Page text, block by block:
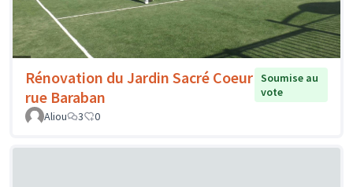
Rénovation du Jardin Sacré Coeur
rue Baraban
Soumise au
vote
Aliou
3 0